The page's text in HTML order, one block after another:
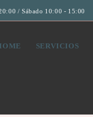
/ Sábado 10:00 - 15:00
SERVICIOS